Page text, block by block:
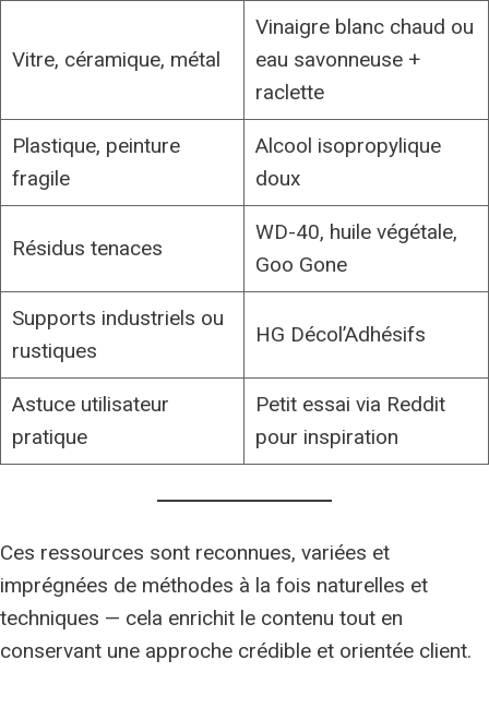
Vitre, céramique, métal
Vinaigre blanc chaud ou
eau savonneuse +
raclette
Plastique, peinture
fragile
Alcool isopropylique
doux
Résidus tenaces
WD-40, huile végétale,
Goo Gone
Supports industriels ou
rustiques
HG Décol’Adhésifs
Astuce utilisateur
pratique
Petit essai via Reddit
pour inspiration
Ces ressources sont reconnues, variées et
imprégnées de méthodes à la fois naturelles et
techniques — cela enrichit le contenu tout en
conservant une approche crédible et orientée client.